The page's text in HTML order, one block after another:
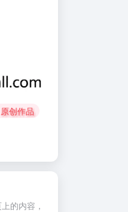
创作品
的内容，